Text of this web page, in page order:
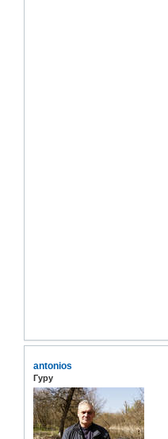
antonios
Гуру